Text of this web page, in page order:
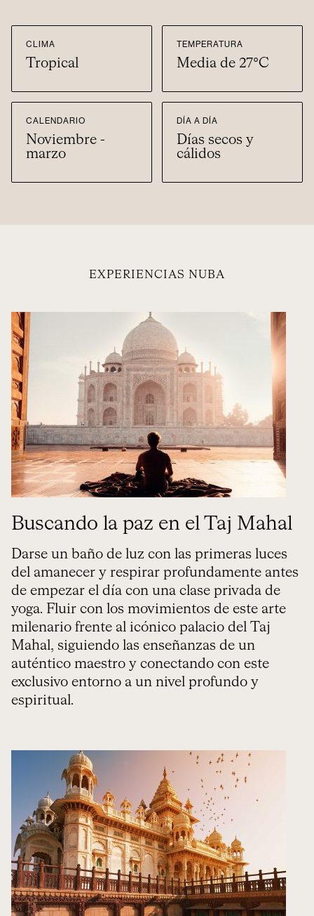
CLIMA
Tropical
TEMPERATURA
Media de 27°C
CALENDARIO
Noviembre -
marzo
DÍA A DÍA
Días secos y
cálidos
EXPERIENCIAS NUBA
Buscando la paz en el Taj Mahal
Darse un baño de luz con las primeras luces
del amanecer y respirar profundamente antes
de empezar el día con una clase privada de
yoga. Fluir con los movimientos de este arte
milenario frente al icónico palacio del Taj
Mahal, siguiendo las enseñanzas de un
auténtico maestro y conectando con este
exclusivo entorno a un nivel profundo y
espiritual.